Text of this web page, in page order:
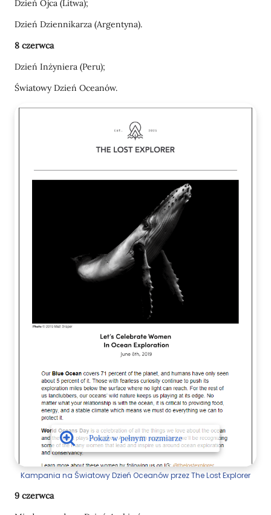
Dzień Ojca (Litwa);
Dzień Dziennikarza (Argentyna).
8 czerwca
Dzień Inżyniera (Peru);
Światowy Dzień Oceanów.
Kampania na Światowy Dzień Oceanów przez The Lost Explorer
9 czerwca